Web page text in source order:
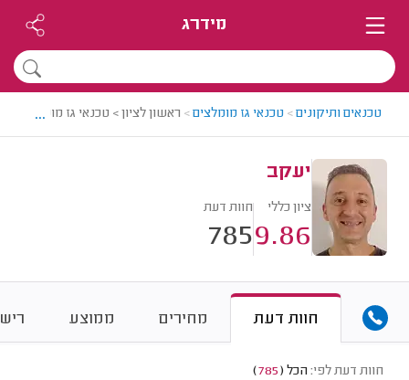
מידרג
טכנאים ותיקונים> טכנאי גז מומלצים> ראשון לציון > טכנאי גז מומלץ -
...
יעקב
ציון כללי
9.86
חוות דעת
785
חוות דעת מחירים ממוצע
חוות דעת לפי: הכל (
785
)